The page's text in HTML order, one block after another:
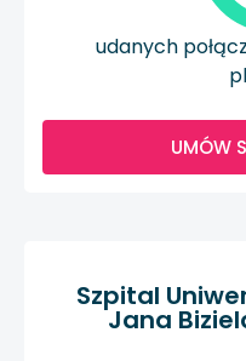
udanych
UMÓW
Szpital
Jana